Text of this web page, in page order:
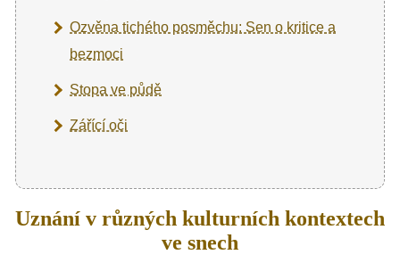
Ozvěna tichého posměchu: Sen o kritice a
bezmoci
Stopa ve půdě
Zářící oči
Uznání v různých kulturních kontextech
ve snech